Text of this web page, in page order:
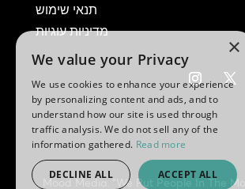
תנאי שימוש
מדיניות עוגיות
© 2026 Mood Media. "We Put People In The
×
We value your Privacy
We use cookies to enhance your experience
by personalizing content and ads, and to
understand how our site is used through
traffic analysis. We do not sell any of the
information gathered. Read more
ACCEPT ALL
DECLINE ALL